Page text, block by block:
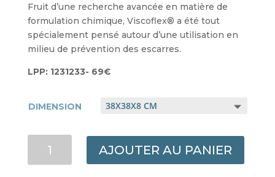
Fruit d’une recherche avancée en matière de
formulation chimique, Viscoflex® a été tout
spécialement pensé autour d’une utilisation en
milieu de prévention des escarres.
LPP: 1231233- 69€
DIMENSION
AJOUTER AU PANIER